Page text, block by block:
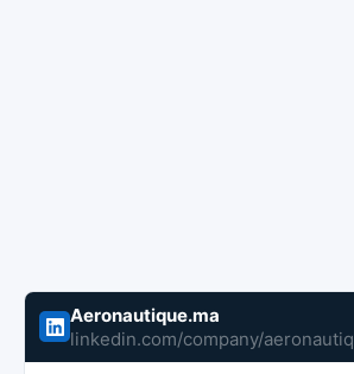
Aeronautique.ma
linkedin.com/company/